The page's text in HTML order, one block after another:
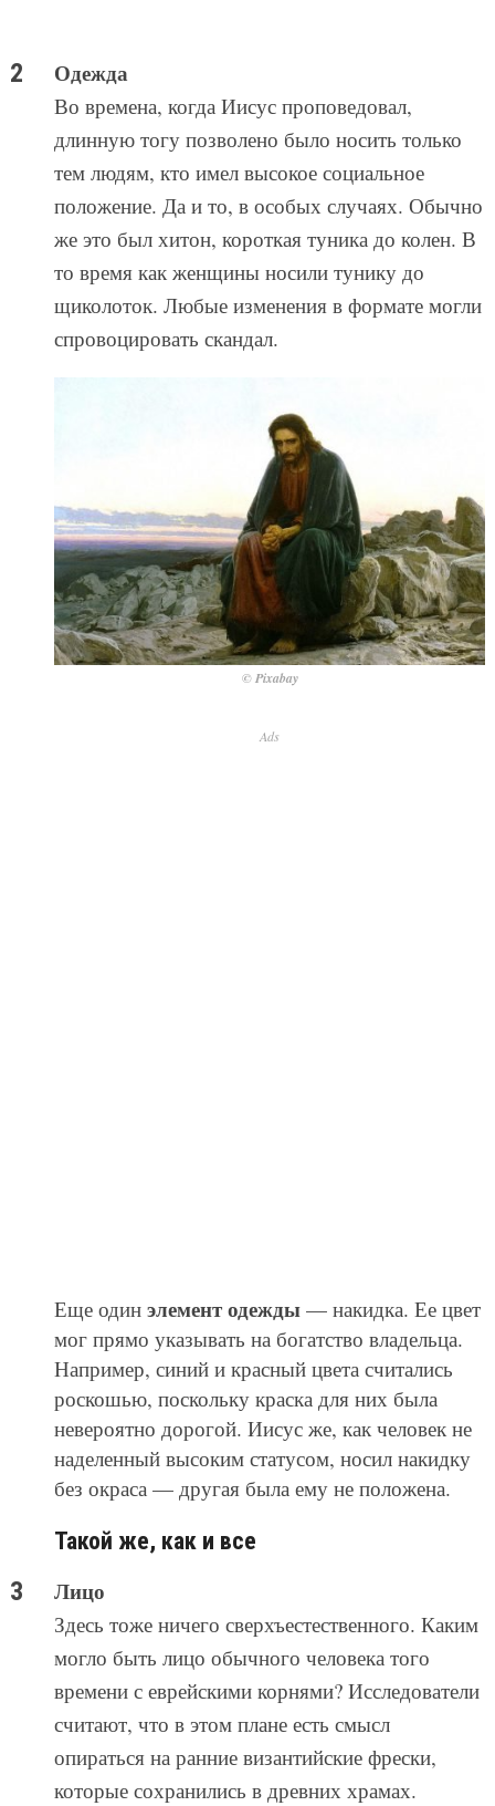
Одежда
Во времена, когда Иисус проповедовал,
длинную тогу позволено было носить только
тем людям, кто имел высокое социальное
положение. Да и то, в особых случаях. Обычно
же это был хитон, короткая туника до колен. В
то время как женщины носили тунику до
щиколоток. Любые изменения в формате могли
спровоцировать скандал.
© Pixabay
Ads
Еще один элемент одежды— накидка. Ее цвет
мог прямо указывать на богатство владельца.
Например, синий и красный цвета считались
роскошью, поскольку краска для них была
невероятно дорогой. Иисус же, как человек не
наделенный высоким статусом, носил накидку
без окраса — другая была ему не положена.
Такой же, как и все
Лицо
Здесь тоже ничего сверхъестественного. Каким
могло быть лицо обычного человека того
времени с еврейскими корнями? Исследователи
считают, что в этом плане есть смысл
опираться на ранние византийские фрески,
которые сохранились в древних храмах.